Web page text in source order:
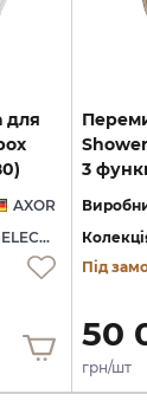
для
AXOR
SHOWERSELECT ID
Під
50
грн/шт